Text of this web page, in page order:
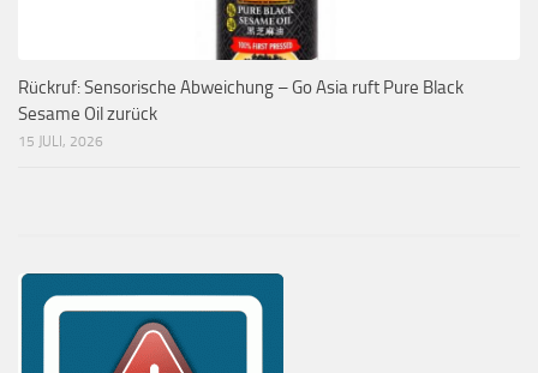
Rückruf: Sensorische Abweichung – Go Asia ruft Pure Black
Sesame Oil zurück
15 JULI, 2026